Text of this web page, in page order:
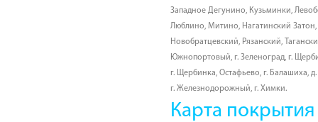
Западное Дегунино, Кузьминки,
Люблино, Митино, Нагатинский Затон,
Новобратцевский, Рязанский,
Южнопортовый, г. Зеленоград, г.
г. Щербинка, Остафьево, г. Балашиха,
г. Железнодорожный, г. Химки.
Карта